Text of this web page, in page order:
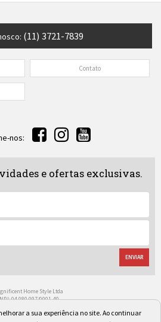
(11) 3721-7839
Contato
nos:
e ofertas exclusivas.
ENVIAR
Home Style Ltda
04.080.097/0001-40
Paulo/SP - Cep: 05617-030
a sua experiência no site. Ao continuar